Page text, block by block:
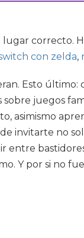
lugar correcto.
con zelda,
Esto
juegos
invitarte no
entre
Y por si no